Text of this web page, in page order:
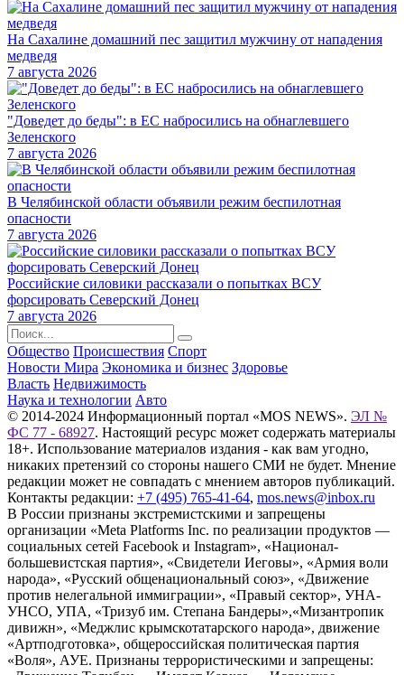
На Сахалине домашний пес защитил мужчину от нападения
медведя
7 августа 2026
"Доведет до беды": в ЕС набросились на обнаглевшего
Зеленского
7 августа 2026
В Челябинской области объявили режим беспилотная
опасности
7 августа 2026
Российские силовики рассказали о попытках ВСУ
форсировать Северский Донец
7 августа 2026
Общество Происшествия Спорт
Новости Мира Экономика и бизнес Здоровье
Власть Недвижимость
Наука и технологии Авто
© 2014-2024 Информационный портал «MOS NEWS». ЭЛ №
ФС 77 - 68927. Настоящий ресурс может содержать материалы
18+. Использование материалов издания - как вам угодно,
никаких претензий со стороны нашего СМИ не будет. Мнение
редакции может не совпадать с мнением авторов публикаций.
Контакты редакции: +7 (495) 765-41-64, mos.news@inbox.ru
В России признаны экстремистскими и запрещены
организации «Meta Platforms Inc. по реализации продуктов —
социальных сетей Facebook и Instagram», «Национал-
большевистская партия», «Свидетели Иеговы», «Армия воли
народа», «Русский общенациональный союз», «Движение
против нелегальной иммиграции», «Правый сектор», УНА-
УНСО, УПА, «Тризуб им. Степана Бандеры»,«Мизантропик
дивижн», «Меджлис крымскотатарского народа», движение
«Артподготовка», общероссийская политическая партия
«Воля», АУЕ. Признаны террористическими и запрещены: